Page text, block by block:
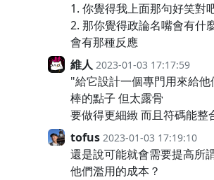
1. 你覺得我上面那句好笑對
2. 那你覺得政論名嘴會有什
會有那種反應
維人 2023-01-03 17:17:59
"給它設計一個專門用來給
棒的點子 但太露骨
要做得更細緻 而且符碼能整
tofus 2023-01-03 17:19:10
還是說可能就會需要提高所
他們濫用的成本？